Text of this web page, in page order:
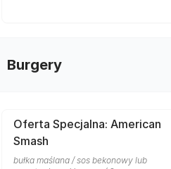
Burgery
Oferta Specjalna: American
Smash
bułka maślana / sos bekonowy lub